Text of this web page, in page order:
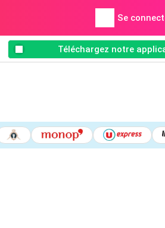
Se
Téléchargez notre